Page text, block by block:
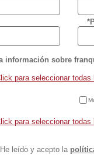
información sobre
para seleccionar todas
para seleccionar todas
He leído y acepto la